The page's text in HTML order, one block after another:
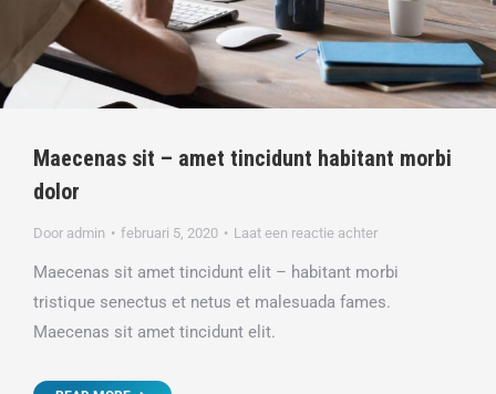
Maecenas sit – amet tincidunt habitant morbi
dolor
Door admin februari 5, 2020 Laat een reactie achter
Maecenas sit amet tincidunt elit – habitant morbi
tristique senectus et netus et malesuada fames.
Maecenas sit amet tincidunt elit.